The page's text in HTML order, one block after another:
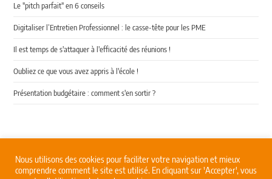
Le "pitch parfait" en 6 conseils
Digitaliser l’Entretien Professionnel : le casse-tête pour les PME
Il est temps de s'attaquer à l'efficacité des réunions !
Oubliez ce que vous avez appris à l'école !
Présentation budgétaire : comment s'en sortir ?
Nous utilisons des cookies pour faciliter votre navigation et mieux
comprendre comment le site est utilisé. En cliquant sur 'Accepter', vous